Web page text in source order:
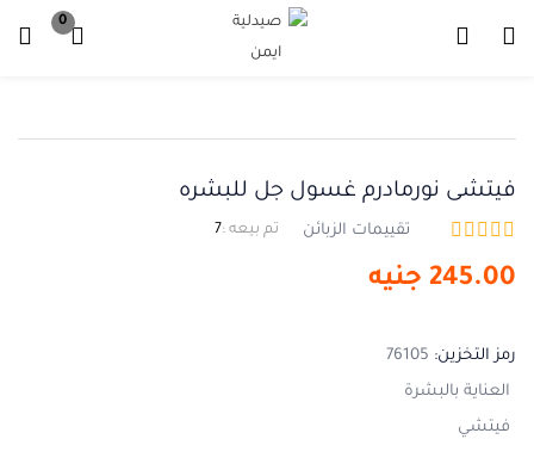
0
ادخل اسم المستخدم وكلمة المرور للدخول.
فيتشى نورمادرم غسول جل للبشره
تقييمات الزبائن تم بيعه :7
245.00 جنيه
رمز التخزين: 76105
العناية بالبشرة
فيتشي